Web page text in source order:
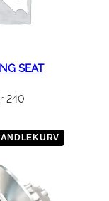
SEAT
240